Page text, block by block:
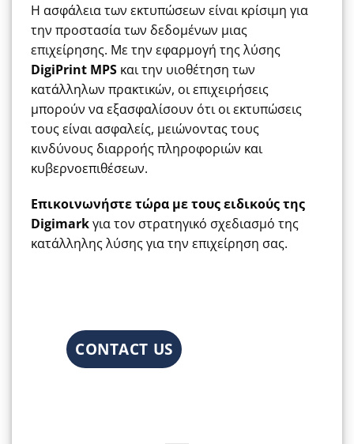
Η ασφάλεια των εκτυπώσεων είναι κρίσιμη για
την προστασία των δεδομένων μιας
επιχείρησης. Με την εφαρμογή της λύσης
DigiPrint MPS και την υιοθέτηση των
κατάλληλων πρακτικών, οι επιχειρήσεις
μπορούν να εξασφαλίσουν ότι οι εκτυπώσεις
τους είναι ασφαλείς, μειώνοντας τους
κινδύνους διαρροής πληροφοριών και
κυβερνοεπιθέσεων.
Επικοινωνήστε τώρα με τους ειδικούς της
Digimarkγια τον στρατηγικό σχεδιασμό της
κατάλληλης λύσης για την επιχείρηση σας.
CONTACT US